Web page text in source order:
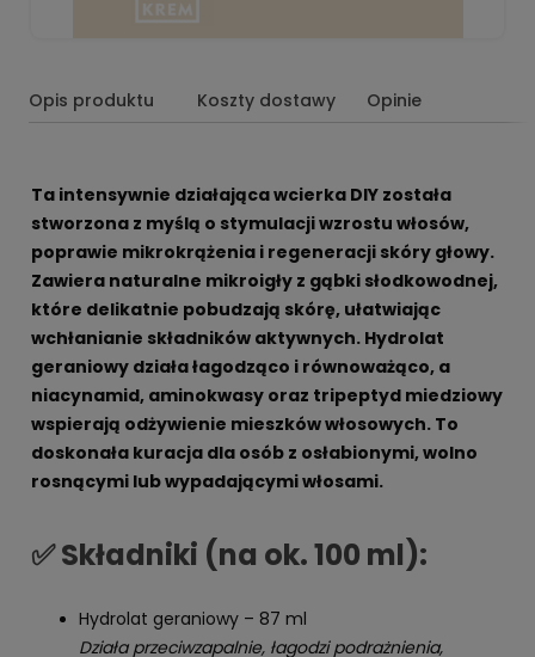
Opis produktu Koszty dostawy Opinie
Ta intensywnie działająca wcierka DIY została
stworzona z myślą o stymulacji wzrostu włosów,
poprawie mikrokrążenia i regeneracji skóry głowy.
Zawiera naturalne mikroigły z gąbki słodkowodnej,
które delikatnie pobudzają skórę, ułatwiając
wchłanianie składników aktywnych. Hydrolat
geraniowy działa łagodząco i równoważąco, a
niacynamid, aminokwasy oraz tripeptyd miedziowy
wspierają odżywienie mieszków włosowych. To
doskonała kuracja dla osób z osłabionymi, wolno
rosnącymi lub wypadającymi włosami.
✅ Składniki (na ok. 100 ml):
Hydrolat geraniowy – 87 ml
Działa przeciwzapalnie, łagodzi podrażnienia,